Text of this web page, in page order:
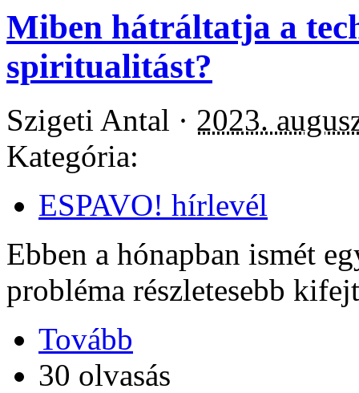
Miben hátráltatja a
spiritualitást?
Szigeti Antal · 2023.
Kategória:
ESPAVO! hírlevél
Ebben a hónapban ismét
probléma részletesebb
Tovább
30 olvasás